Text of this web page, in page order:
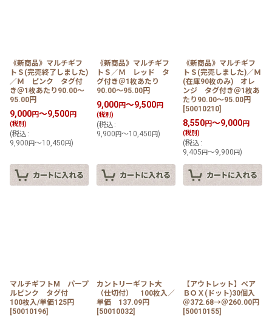
《新商品》マルチギフ
トＳ(完売終了しました)
／Ｍ ピンク タグ付
き＠1枚あたり90.00〜
95.00円
9,000円～9,500円
(税別)
(税込 :
9,900 円～10,450 円)
《新商品》マルチギフ
トＳ／Ｍ レッド タ
グ付き＠1枚あたり
90.00〜95.00円
9,000円～9,500円
(税別)
(税込 :
9,900 円～10,450 円)
《新商品》マルチギフ
トＳ(完売しました)／Ｍ
(在庫90枚のみ) オレ
ンジ タグ付き＠1枚あ
たり90.00〜95.00円
[50010210]
8,550円～9,000円
(税別)
(税込 :
9,405円～9,900円)
マルチギフトM パープ
ルピンク タグ付
100枚入/単価125円
[50010196]
カントリーギフト大
（仕切付） 100枚入／
単価 137.09円
[50010032]
【アウトレット】ベア
ＢＯＸ(ドット)30個入
＠372.68→＠260.00円
[50010155]